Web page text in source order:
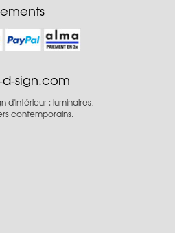
sign.com
d'intérieur : luminaires,
contemporains.